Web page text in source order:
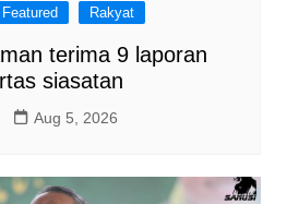
Featured Rakyat
terima 9 laporan
siasatan
Aug 5, 2026